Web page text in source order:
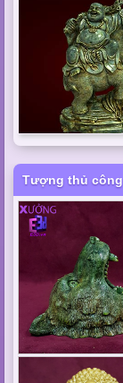
Tượng thủ